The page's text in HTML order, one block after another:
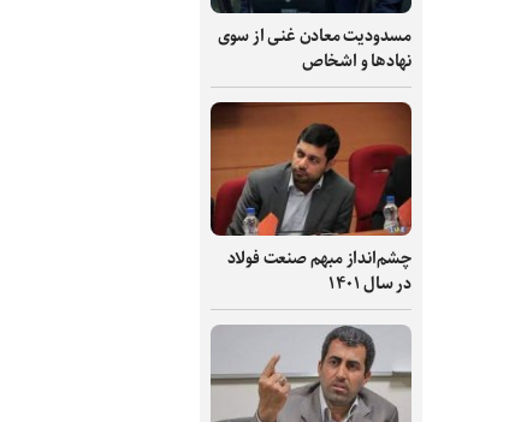
مسدودیت معادن غنی از سوی
نهادها و اشخاص
چشم‌انداز مبهم صنعت فولاد
در سال ۱۴۰۱